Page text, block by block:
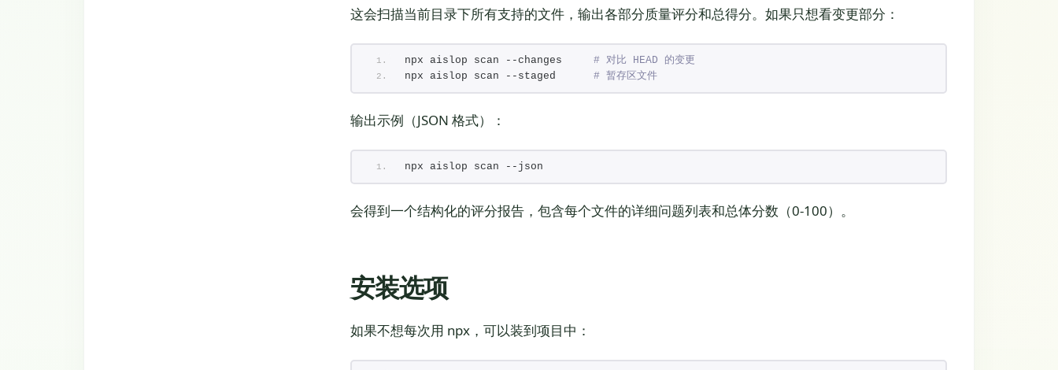
这会扫描当前目录下所有支持的文件，输出各部分质量评分和总得分。如果只想看变更部分：
npx aislop scan --changes # 对比 HEAD 的变更
npx aislop scan --staged # 暂存区文件
输出示例（JSON 格式）：
npx aislop scan --json
会得到一个结构化的评分报告，包含每个文件的详细问题列表和总体分数（0-100）。
安装选项
如果不想每次用 npx，可以装到项目中：